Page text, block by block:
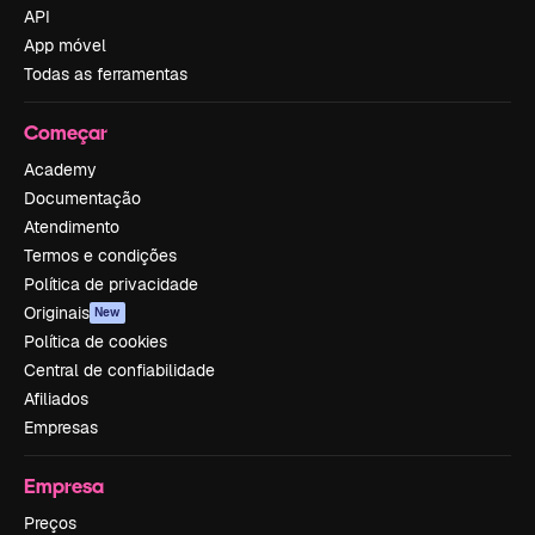
API
App móvel
Todas as ferramentas
Começar
Academy
Documentação
Atendimento
Termos e condições
Política de privacidade
Originais New
Política de cookies
Central de confiabilidade
Afiliados
Empresas
Empresa
Preços